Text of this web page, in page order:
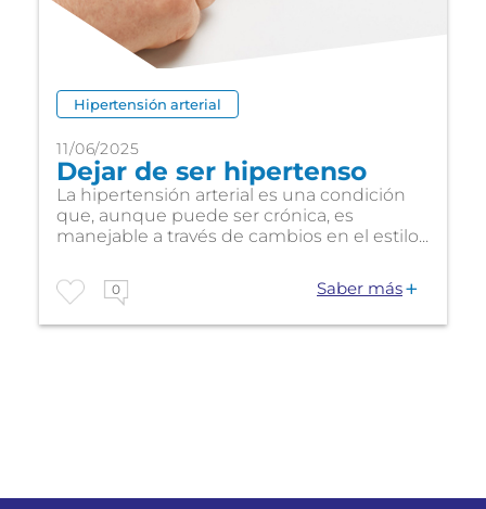
Hipertensión arterial
11/06/2025
Dejar de ser hipertenso
La hipertensión arterial es una condición
que, aunque puede ser crónica, es
manejable a través de cambios en el estilo...
0 Saber más